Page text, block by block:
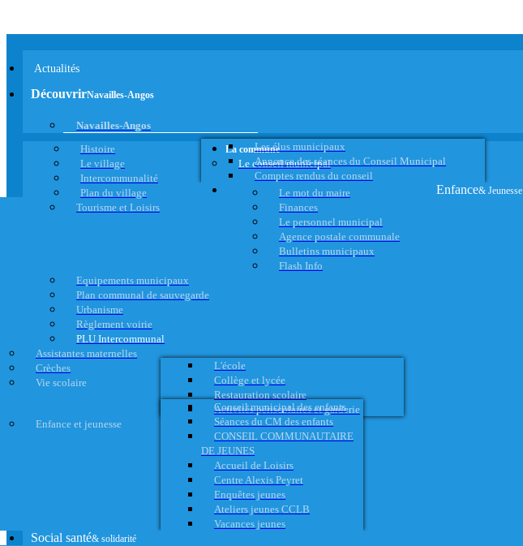
Actualités
DécouvrirNavailles-Angos
Navailles-Angos
Histoire
Le village
Intercommunalité
Plan du village
Tourisme et Loisirs
La commune
Le conseil municipal
Les élus municipaux
Annonce des séances du Conseil Municipal
Comptes rendus du conseil
Le mot du maire
Finances
Le personnel municipal
Agence postale communale
Bulletins municipaux
Flash Info
Equipements municipaux
Plan communal de sauvegarde
Urbanisme
Règlement voirie
PLU Intercommunal
Enfance& Jeunesse
Assistantes maternelles
Crèches
Vie scolaire
L'école
Collège et lycée
Restauration scolaire
Activités périscolaires et garderie
Enfance et jeunesse
Conseil municipal des enfants
Séances du CM des enfants
CONSEIL COMMUNAUTAIRE
DE JEUNES
Accueil de Loisirs
Centre Alexis Peyret
Enquêtes jeunes
Ateliers jeunes CCLB
Vacances jeunes
Social santé& solidarité